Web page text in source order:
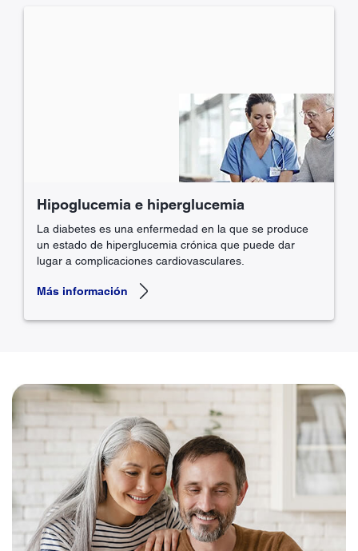
Hipoglucemia e hiperglucemia
La diabetes es una enfermedad en la que se produce
un estado de hiperglucemia crónica que puede dar
lugar a complicaciones cardiovasculares.
Más información